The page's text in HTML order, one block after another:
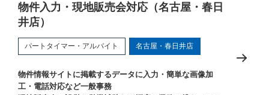
物件入力・現地販売会対応（名古屋・春日
井店）
パートタイマー・アルバイト 名古屋・春日井店
物件情報サイトに掲載するデータに入力・簡単な画像加
工・電話対応など一般事務